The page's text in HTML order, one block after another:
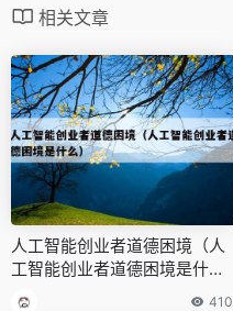
相关文章
人工智能创业者道德困境（人
工智能创业者道德困境是什
么）
410